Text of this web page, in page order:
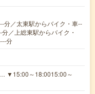
分／太東駅からバイク・車--
／上総東駅からバイク・
分
▼15:00～18:0015:00～